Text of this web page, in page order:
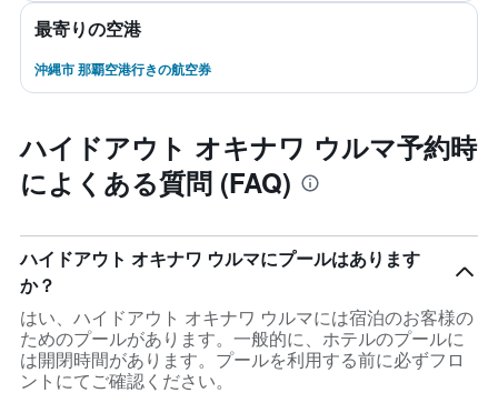
最寄りの空港
沖縄市 那覇空港行きの航空券
ハイドアウト オキナワ ウルマ予約時
によくある質問 (FAQ)
ハイドアウト オキナワ ウルマにプールはあります
か？
はい、ハイドアウト オキナワ ウルマには宿泊のお客様の
ためのプールがあります。一般的に、ホテルのプールに
は開閉時間があります。プールを利用する前に必ずフロ
ントにてご確認ください。